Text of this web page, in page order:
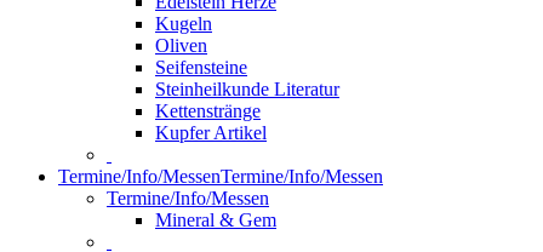
Kugeln
Oliven
Seifensteine
Steinheilkunde Literatur
Kettenstränge
Kupfer Artikel
Termine/Info/MessenTermine/Info/Messen
Termine/Info/Messen
Mineral & Gem